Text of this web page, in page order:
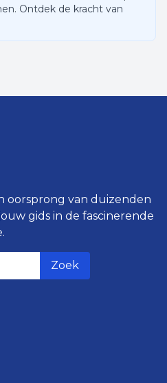
Ontdek de kracht van
oorsprong van duizenden
gids in de fascinerende
Zoek